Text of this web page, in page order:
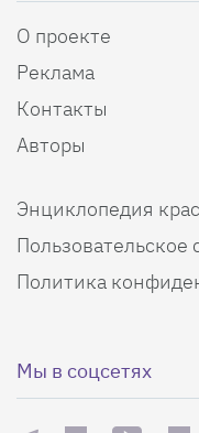
О проекте
Реклама
Контакты
Авторы
Энциклопедия
Пользовательское
Политика
Мы в соцсетях